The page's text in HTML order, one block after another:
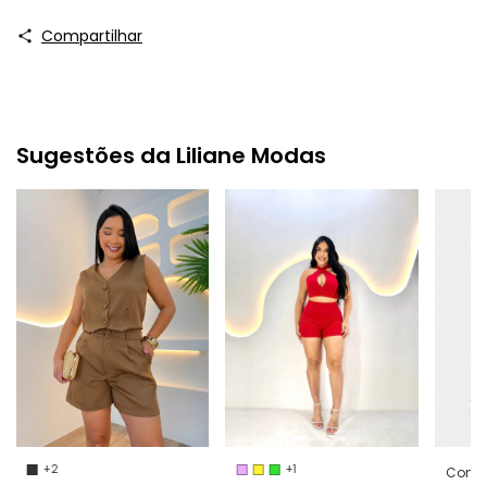
Compartilhar
Sugestões da Liliane Modas
+2 +1